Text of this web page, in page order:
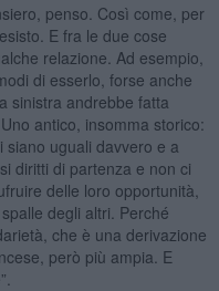
penso. Così come, per
E fra le due cose
relazione. Ad esempio,
di esserlo, forse anche
sinistra andrebbe fatta
antico, insomma storico:
siano uguali davvero e a
diritti di partenza e non ci
delle loro opportunità,
degli altri. Perché
che è una derivazione
però più ampia. E